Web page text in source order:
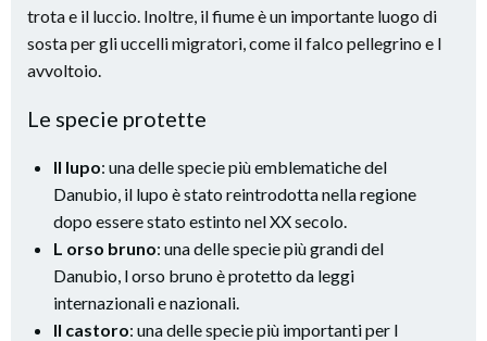
trota e il luccio. Inoltre, il fiume è un importante luogo di
sosta per gli uccelli migratori, come il falco pellegrino e l
avvoltoio.
Le specie protette
Il lupo: una delle specie più emblematiche del
Danubio, il lupo è stato reintrodotta nella regione
dopo essere stato estinto nel XX secolo.
L orso bruno: una delle specie più grandi del
Danubio, l orso bruno è protetto da leggi
internazionali e nazionali.
Il castoro: una delle specie più importanti per l